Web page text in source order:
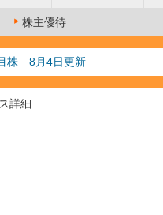
株主優待
株 8月4日更新
種注目株 8月3日更新
シグナル点灯
詳細